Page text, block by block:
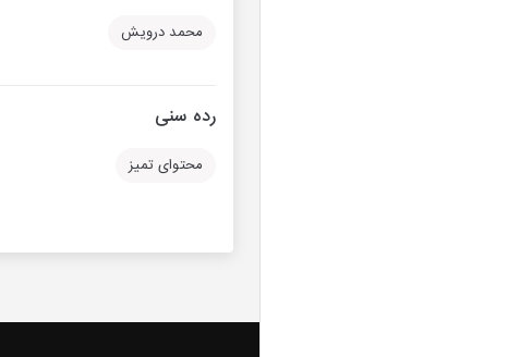
محمد درویش
رده سنی
محتوای تمیز